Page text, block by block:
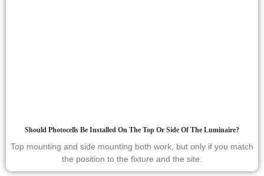
Should Photocells Be Installed On The Top Or Side Of The Luminaire?
Top mounting and side mounting both work, but only if you match
the position to the fixture and the site.